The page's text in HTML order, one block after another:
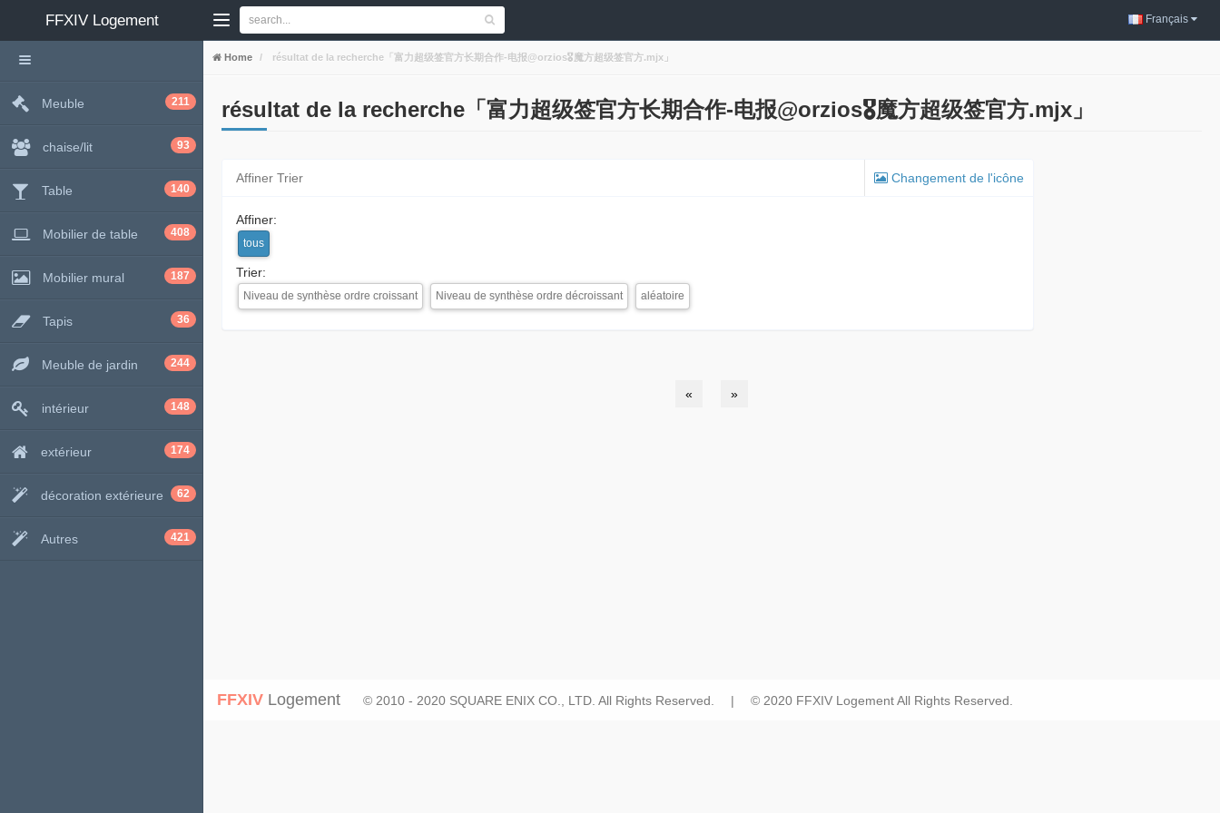
FFXIV Logement Français
Home résultat de la recherche「富力超级签官方长期合作-电报@orzios🎖️魔方超级签官方.mjx」
résultat de la recherche「富力超级签官方长期合作-电报@orzios🎖️魔方超级签官方.mjx」
Affiner Trier Changement de l'icône
Affiner:
tous
Trier:
Niveau de synthèse ordre croissant Niveau de synthèse ordre décroissant aléatoire
« »
Meuble 211
chaise/lit 93
Table 140
Mobilier de table 408
Mobilier mural 187
Tapis 36
Meuble de jardin 244
intérieur 148
extérieur 174
décoration extérieure 62
Autres 421
FFXIV Logement © 2010 - 2020 SQUARE ENIX CO., LTD. All Rights Reserved. | © 2020 FFXIV Logement All Rights Reserved.